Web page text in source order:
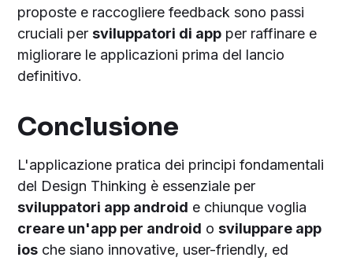
proposte e raccogliere feedback sono passi
cruciali persviluppatori di app per raffinare e
migliorare le applicazioni prima del lancio
definitivo.
Conclusione
L'applicazione pratica dei principi fondamentali
del Design Thinking è essenziale per
sviluppatori app android e chiunque voglia
creare un'app per android osviluppare app
ios che siano innovative, user-friendly, ed